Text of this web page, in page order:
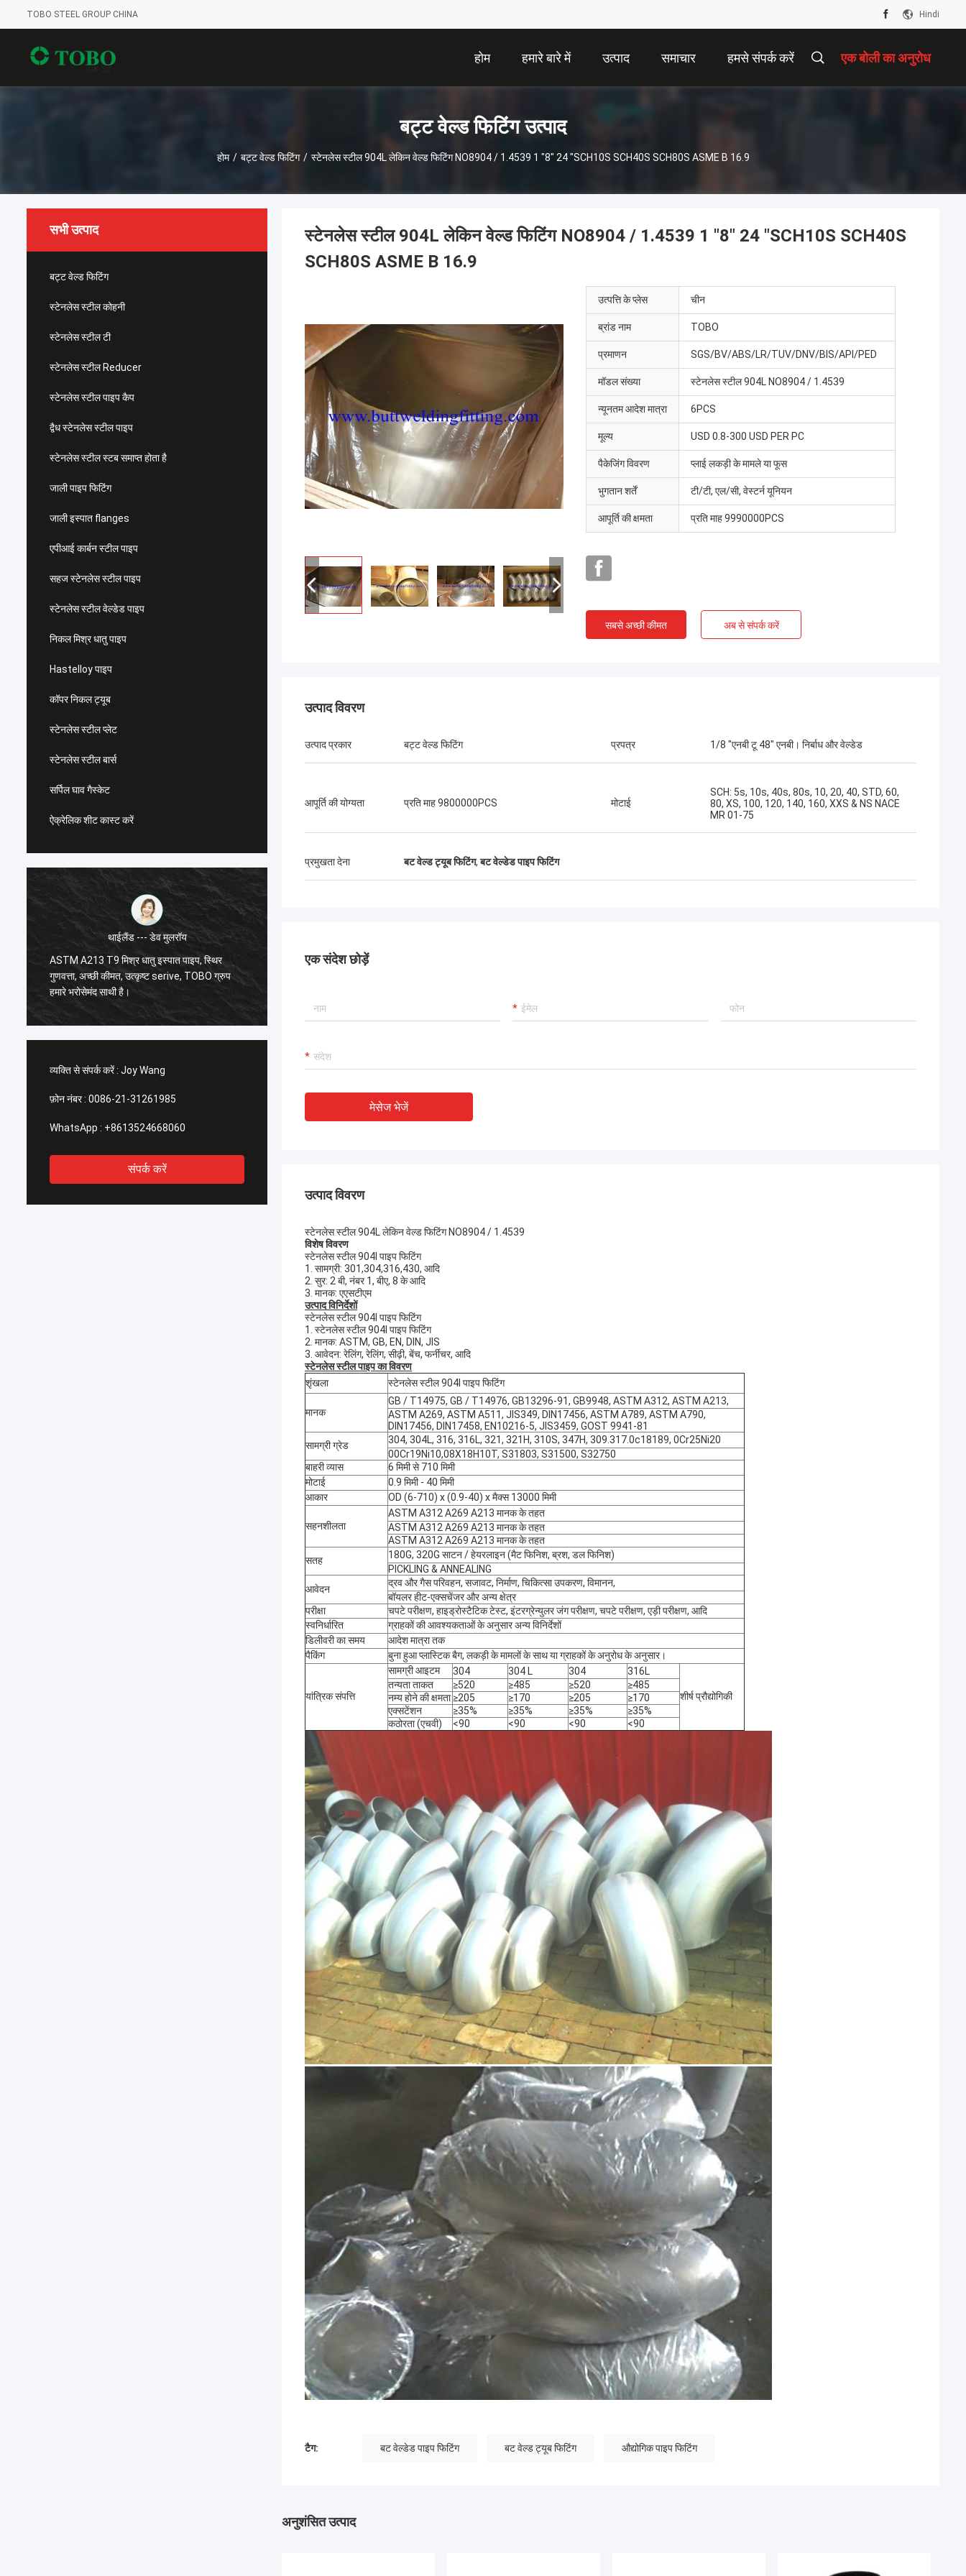
TOBO STEEL GROUP CHINA Hindi
होम हमारे बारे में उत्पाद समाचार हमसे संपर्क करें एक बोली का अनुरोध
बट्ट वेल्ड फिटिंग उत्पाद
होम / बट्ट वेल्ड फिटिंग / स्टेनलेस स्टील 904L लेकिन वेल्ड फिटिंग NO8904 / 1.4539 1 "8" 24 "SCH10S SCH40S SCH80S ASME B 16.9
सभी उत्पाद
बट्ट वेल्ड फिटिंग
स्टेनलेस स्टील कोहनी
स्टेनलेस स्टील टी
स्टेनलेस स्टील Reducer
स्टेनलेस स्टील पाइप कैप
द्वैध स्टेनलेस स्टील पाइप
स्टेनलेस स्टील स्टब समाप्त होता है
जाली पाइप फिटिंग
जाली इस्पात flanges
एपीआई कार्बन स्टील पाइप
सहज स्टेनलेस स्टील पाइप
स्टेनलेस स्टील वेल्डेड पाइप
निकल मिश्र धातु पाइप
Hastelloy पाइप
कॉपर निकल ट्यूब
स्टेनलेस स्टील प्लेट
स्टेनलेस स्टील बार्स
सर्पिल घाव गैस्केट
ऐक्रेलिक शीट कास्ट करें
धातु इस्पात पाइप, स्थिर
serive, TOBO ग्रुप
संयुक्त राज्य अमेरिका --- अल्फारो
एएसटीएम A182 F55 सुपर डुप्लेक्स निकला हुआ किनारा,
अच्छी गुणवत्ता, हम इसे पसंद करते हैं! और समय में प्रसव
के समय भी, बहुत ही पेशेवर।
व्यक्ति से संपर्क करें : Joy Wang
फ़ोन नंबर : 0086-21-31261985
WhatsApp : +8613524668060
संपर्क करें
स्टेनलेस स्टील 904L लेकिन वेल्ड फिटिंग NO8904 / 1.4539 1 "8" 24 "SCH10S SCH40S
SCH80S ASME B 16.9
उत्पत्ति के प्लेस चीन
ब्रांड नाम TOBO
प्रमाणन SGS/BV/ABS/LR/TUV/DNV/BIS/API/PED
मॉडल संख्या स्टेनलेस स्टील 904L NO8904 / 1.4539
न्यूनतम आदेश मात्रा 6PCS
मूल्य USD 0.8-300 USD PER PC
पैकेजिंग विवरण प्लाई लकड़ी के मामले या फूस
भुगतान शर्तें टी/टी, एल/सी, वेस्टर्न यूनियन
आपूर्ति की क्षमता प्रति माह 9990000PCS
सबसे अच्छी कीमत अब से संपर्क करें
उत्पाद विवरण
उत्पाद प्रकार बट्ट वेल्ड फिटिंग प्रपत्र 1/8 "एनबी टू 48" एनबी। निर्बाध और वेल्डेड
आपूर्ति की योग्यता प्रति माह 9800000PCS मोटाई
SCH: 5s, 10s, 40s, 80s, 10, 20, 40, STD, 60,
80, XS, 100, 120, 140, 160, XXS & NS NACE
MR 01-75
प्रमुखता देना बट वेल्ड ट्यूब फिटिंग,बट वेल्डेड पाइप फिटिंग
एक संदेश छोड़ें
मेसेज भेजें
उत्पाद विवरण
स्टेनलेस स्टील 904L लेकिन वेल्ड फिटिंग NO8904 / 1.4539
विशेष विवरण
स्टेनलेस स्टील 904l पाइप फिटिंग
1. सामग्री: 301,304,316,430, आदि
2. सुर: 2 बी, नंबर 1, बीए, 8 के आदि
3. मानक: एएसटीएम
उत्पाद विनिर्देशों
स्टेनलेस स्टील 904l पाइप फिटिंग
1. स्टेनलेस स्टील 904l पाइप फिटिंग
2. मानक: ASTM, GB, EN, DIN, JIS
3. आवेदन: रेलिंग, रेलिंग, सीढ़ी, बेंच, फर्नीचर, आदि
स्टेनलेस स्टील पाइप का विवरण
शृंखला
स्टेनलेस स्टील 904l पाइप फिटिंग
मानक
GB / T14975, GB / T14976, GB13296-91, GB9948, ASTM A312, ASTM A213,
ASTM A269, ASTM A511, JIS349, DIN17456, ASTM A789, ASTM A790,
DIN17456, DIN17458, EN10216-5, JIS3459, GOST 9941-81
सामग्री ग्रेड
304, 304L, 316, 316L, 321, 321H, 310S, 347H, 309.317.0c18189, 0Cr25Ni20
00Cr19Ni10,08X18H10T, S31803, S31500, S32750
बाहरी व्यास
6 मिमी से 710 मिमी
मोटाई
0.9 मिमी - 40 मिमी
आकार
OD (6-710) x (0.9-40) x मैक्स 13000 मिमी
सहनशीलता
ASTM A312 A269 A213 मानक के तहत
ASTM A312 A269 A213 मानक के तहत
ASTM A312 A269 A213 मानक के तहत
सतह
180G, 320G साटन / हेयरलाइन (मैट फिनिश, ब्रश, डल फिनिश)
PICKLING & ANNEALING
आवेदन
द्रव और गैस परिवहन, सजावट, निर्माण, चिकित्सा उपकरण, विमानन,
बॉयलर हीट-एक्सचेंजर और अन्य क्षेत्र
परीक्षा
चपटे परीक्षण, हाइड्रोस्टैटिक टेस्ट, इंटरग्रेन्युलर जंग परीक्षण, चपटे परीक्षण, एड़ी परीक्षण, आदि
स्वनिर्धारित
ग्राहकों की आवश्यकताओं के अनुसार अन्य विनिर्देशों
डिलीवरी का समय
आदेश मात्रा तक
पैकिंग
बुना हुआ प्लास्टिक बैग, लकड़ी के मामलों के साथ या ग्राहकों के अनुरोध के अनुसार।
यांत्रिक संपत्ति
सामग्री आइटम 304 304 L 304 316L
शीर्ष प्रौद्योगिकी
तन्यता ताकत ≥520 ≥485 ≥520
≥485
नम्य होने की क्षमता ≥205 ≥170 ≥205
≥170
एक्सटेंशन
≥35% ≥35% ≥35%
≥35%
कठोरता (एचवी)
<90 <90 <90 <90
टैग: बट वेल्डेड पाइप फिटिंग बट वेल्ड ट्यूब फिटिंग औद्योगिक पाइप फिटिंग
अनुशंसित उत्पाद